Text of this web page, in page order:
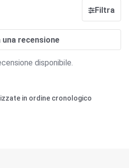
Filtra
una recensione
disponibile.
in ordine cronologico